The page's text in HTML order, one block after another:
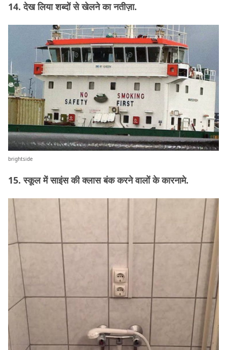
14. देख लिया शब्दों से खेलने का नतीज़ा.
brightside
15. स्कूल में साइंस की क्लास बंक करने वालों के कारनामे.